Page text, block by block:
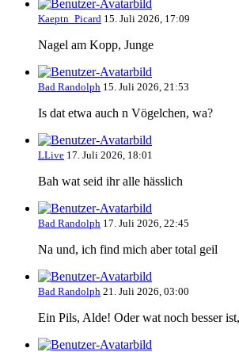
Kaeptn_Picard 15. Juli 2026, 17:09
Nagel am Kopp, Junge
Bad Randolph 15. Juli 2026, 21:53
Is dat etwa auch n Vögelchen, wa?
LLive 17. Juli 2026, 18:01
Bah wat seid ihr alle hässlich
Bad Randolph 17. Juli 2026, 22:45
Na und, ich find mich aber total geil
Bad Randolph 21. Juli 2026, 03:00
Ein Pils, Alde! Oder wat noch besser